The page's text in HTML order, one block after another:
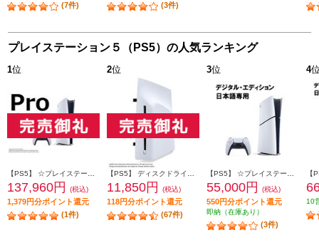
(7件) (3件)
プレイステーション５（PS5）の人気ランキング
1位
【PS5】 ☆プレイステーション5 Pro本体（N）
137,960円 (税込)
1,379円分ポイント還元
(1件)
2位
【PS5】 ディスクドライブ(Slimモデル用)
11,850円 (税込)
118円分ポイント還元
(67件)
3位
【PS5】 ☆プレイステーション5本体 デジタル・エディション 日本語専用 Console Language: Japanese only
55,000円 (税込)
550円分ポイント還元
即納（在庫あり）
(3件)
4
10